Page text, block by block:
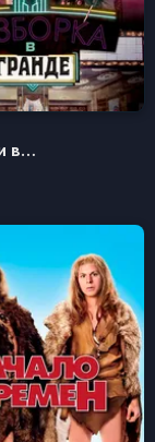
Разборки в Гранде